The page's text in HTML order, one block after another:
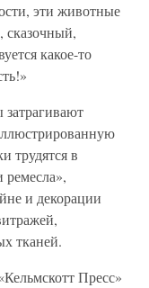
эти животные
какое-то
трудятся в
и декорации
тканей.
Пресс»